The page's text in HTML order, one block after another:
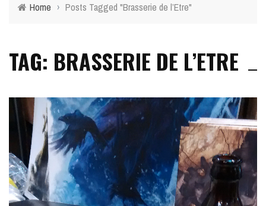
Home › Posts Tagged "Brasserie de l’Etre"
TAG: BRASSERIE DE L’ETRE